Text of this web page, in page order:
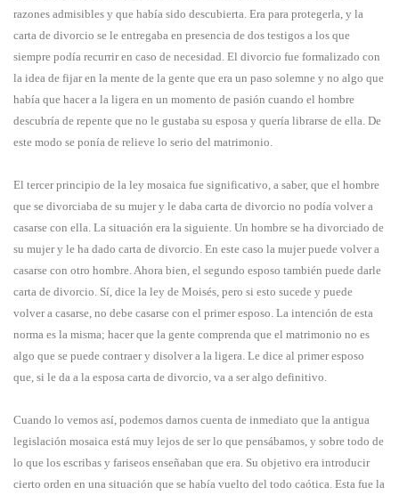
razones admisibles y que había sido descubierta. Era para protegerla, y la
carta de divorcio se le entregaba en presencia de dos testigos a los que
siempre podía recurrir en caso de necesidad. El divorcio fue formalizado con
la idea de fijar en la mente de la gente que era un paso solemne y no algo que
había que hacer a la ligera en un momento de pasión cuando el hombre
descubría de repente que no le gustaba su esposa y quería librarse de ella. De
este modo se ponía de relieve lo serio del matrimonio.
El tercer principio de la ley mosaica fue significativo, a saber, que el hombre
que se divorciaba de su mujer y le daba carta de divorcio no podía volver a
casarse con ella. La situación era la siguiente. Un hombre se ha divorciado de
su mujer y le ha dado carta de divorcio. En este caso la mujer puede volver a
casarse con otro hombre. Ahora bien, el segundo esposo también puede darle
carta de divorcio. Sí, dice la ley de Moisés, pero si esto sucede y puede
volver a casarse, no debe casarse con el primer esposo. La intención de esta
norma es la misma; hacer que la gente comprenda que el matrimonio no es
algo que se puede contraer y disolver a la ligera. Le dice al primer esposo
que, si le da a la esposa carta de divorcio, va a ser algo definitivo.
Cuando lo vemos así, podemos darnos cuenta de inmediato que la antigua
legislación mosaica está muy lejos de ser lo que pensábamos, y sobre todo de
lo que los escribas y fariseos enseñaban que era. Su objetivo era introducir
cierto orden en una situación que se había vuelto del todo caótica. Esta fue la